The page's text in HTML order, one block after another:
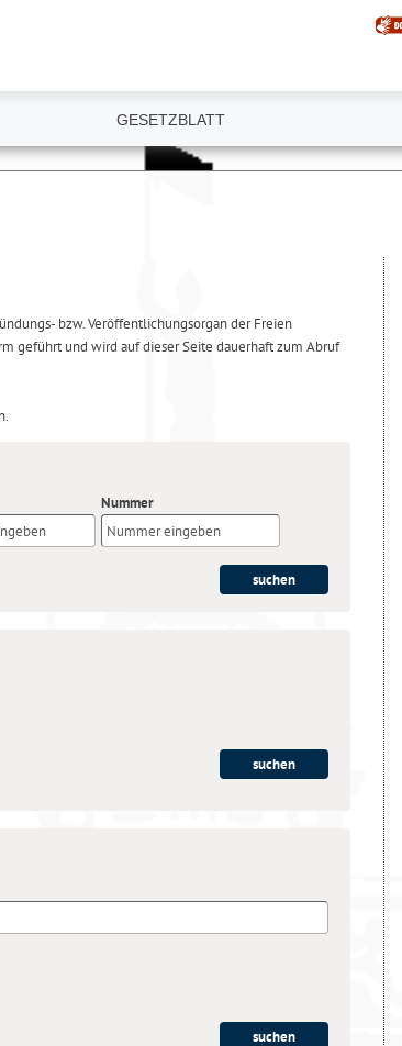
GESETZBLATT
bzw. Veröffentlichungsorgan der Freien
geführt und wird auf dieser Seite dauerhaft zum Abruf
Nummer